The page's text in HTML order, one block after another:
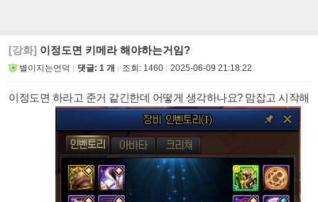
[강화] 이정도면 키메라 해야하는거임?
별이지는언덕 댓글: 1 개 조회: 1460 2025-06-09 21:18:22
이정도면 하라고 준거 같긴한데 어떻게 생각하나요? 맘잡고 시작해